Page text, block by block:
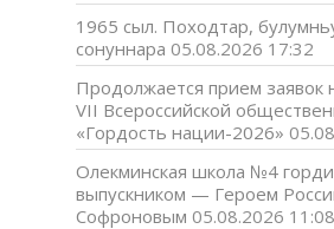
1965 сыл. Походтар,
сонуннара 05.08.2026 17:32
Продолжается прием заявок
VII Всероссийской
«Гордость нации-2026»
Олекминская школа №4
выпускником — Героем
Софроновым 05.08.2026 11:08